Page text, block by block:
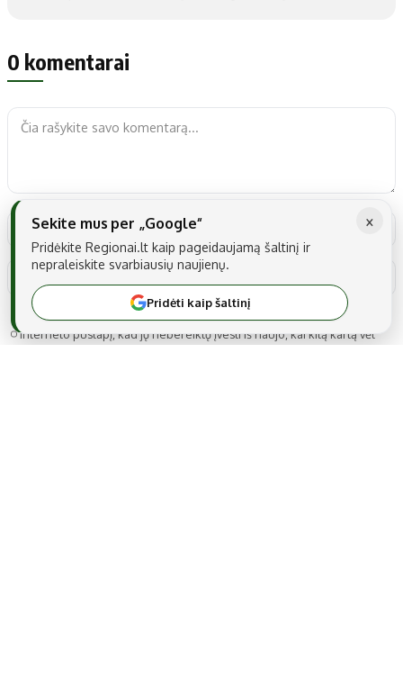
0 komentarai
Noriu savo interneto naršyklėje išsaugoti vardą, el. pašto adresą ir
interneto puslapį, kad jų nebereiktų įvesti iš naujo, kai kitą kartą vėl
×
Sekite mus per „Google“
Pridėkite Regionai.lt kaip pageidaujamą šaltinį ir
nepraleiskite svarbiausių naujienų.
Pridėti kaip šaltinį